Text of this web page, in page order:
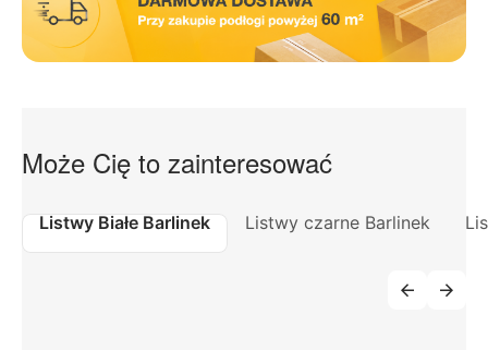
Może Cię to zainteresować
Listwy Białe Barlinek Listwy czarne Barlinek